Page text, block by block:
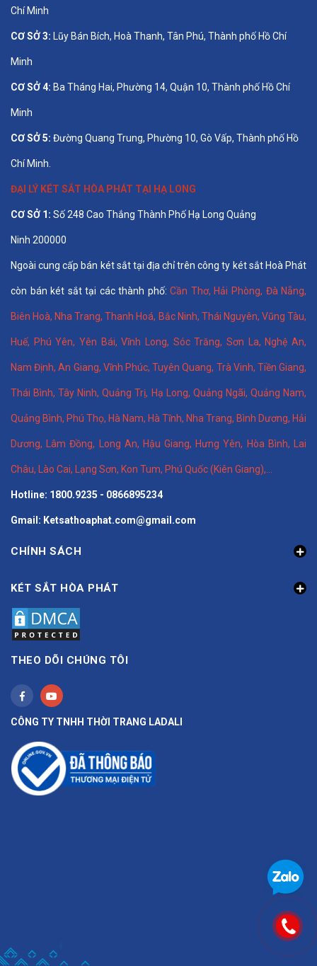
Chí Minh
CƠ SỞ 3: Lũy Bán Bích, Hoà Thanh, Tân Phú, Thành phố Hồ Chí
Minh
CƠ SỞ 4: Ba Tháng Hai, Phường 14, Quận 10, Thành phố Hồ Chí
Minh
CƠ SỞ 5: Đường Quang Trung, Phường 10, Gò Vấp, Thành phố Hồ
Chí Minh.
ĐẠI LÝ KÉT SẮT HÒA PHÁT TẠI HẠ LONG
CƠ SỞ 1: Số 248 Cao Thắng Thành Phố Hạ Long Quảng
Ninh 200000
Ngoài cung cấp bán két sắt tại địa chỉ trên công ty két sắt Hoà Phát
còn bán két sắt tại các thành phố:Cần Thơ, Hải Phòng, Đà Nẵng,
Biên Hoà, Nha Trang,Thanh Hoá, Bắc Ninh, Thái Nguyên, Vũng Tàu,
Huế, Phú Yên,Yên Bái,Vĩnh Long, Sóc Trăng,Sơn La, Nghệ An,
Nam Định,An Giang, Vĩnh Phúc,Tuyên Quang, Trà Vinh, Tiền Giang,
Thái Bình,Tây Ninh,Quảng Trị, Hạ Long, Quảng Ngãi, Quảng Nam,
Quảng Bình, Phú Thọ, Hà Nam, Hà Tĩnh, Nha Trang, Bình Dương, Hải
Dương, Lâm Đồng, Long An, Hậu Giang, Hưng Yên, Hòa Bình, Lai
Châu, Lào Cai, Lạng Sơn, Kon Tum, Phú Quốc (Kiên Giang),...
Hotline: 1800.9235 - 0866895234
Gmail: Ketsathoaphat.com@gmail.com
CHÍNH SÁCH
KÉT SẮT HÒA PHÁT
THEO DÕI CHÚNG TÔI
CÔNG TY TNHH THỜI TRANG LADALI